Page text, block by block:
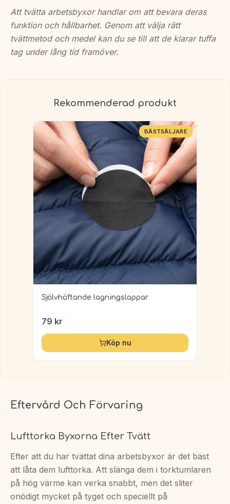
Att tvätta arbetsbyxor handlar om att bevara deras
funktion och hållbarhet. Genom att välja rätt
tvättmetod och medel kan du se till att de klarar tuffa
tag under lång tid framöver.
Rekommenderad produkt
BÄSTSÄLJARE
Självhäftande lagningslappar
79 kr
Köp nu
Eftervård Och Förvaring
Lufttorka Byxorna Efter Tvätt
Efter att du har tvättat dina arbetsbyxor är det bäst
att låta dem lufttorka. Att slänga dem i torktumlaren
på hög värme kan verka snabbt, men det sliter
onödigt mycket på tyget och speciellt på